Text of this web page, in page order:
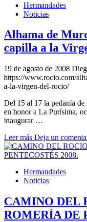
Hermandades
Noticias
Alhama de
capilla a la
19 de agosto de 2008
https://www.rocio.com/
a-la-virgen-del-rocio/
Del 15 al 17 la pedanía de
en honor a La Purísima,
inaugurar …
Leer más Deja un
Hermandades
Noticias
CAMINO DEL
ROMERÍA DE